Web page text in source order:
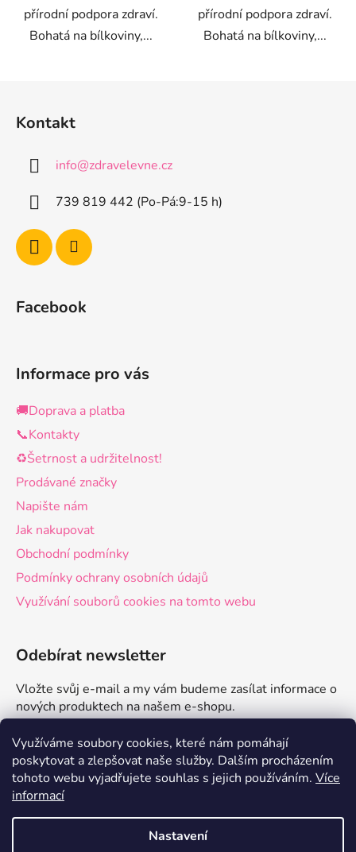
Využíváme soubory cookies, které nám pomáhají
poskytovat a zlepšovat naše služby. Dalším procházením
tohoto webu vyjadřujete souhlas s jejich používáním. Více
informací
Nastavení
přírodní podpora zdraví.
Bohatá na bílkoviny,...
přírodní podpora zdraví.
Bohatá na bílkoviny,...
Kontakt
info@zdravelevne.cz
739 819 442 (Po-Pá:9-15 h)
Facebook
Informace pro vás
🚚Doprava a platba
📞Kontakty
♻️Šetrnost a udržitelnost!
Prodávané značky
Napište nám
Jak nakupovat
Obchodní podmínky
Podmínky ochrany osobních údajů
Využívání souborů cookies na tomto webu
Odebírat newsletter
Vložte svůj e-mail a my vám budeme zasílat informace o
nových produktech na našem e-shopu.
E-mail
PŘIHLÁSIT SE